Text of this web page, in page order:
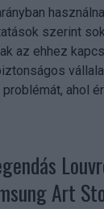
szerint sok
az ehhez
problémát, ahol
Art